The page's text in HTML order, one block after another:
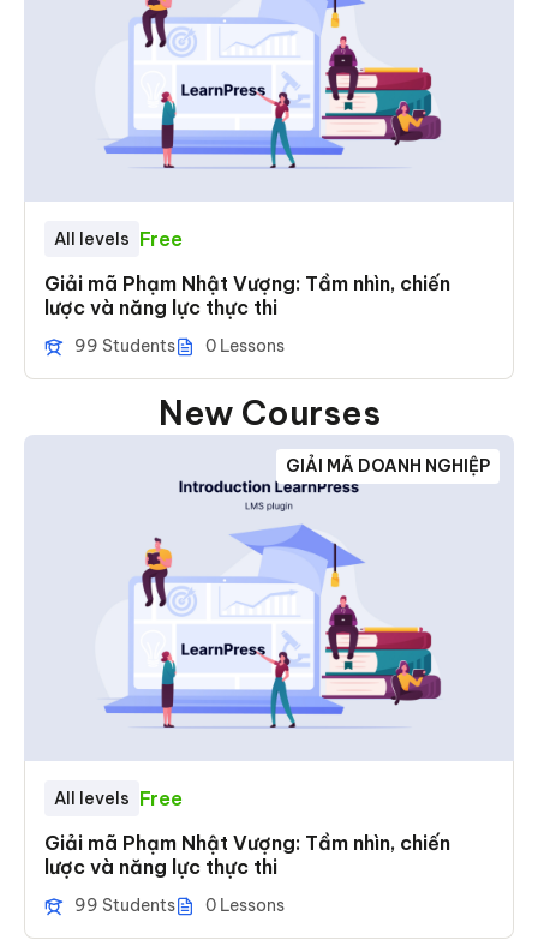
All levels Free
Giải mã Phạm Nhật Vượng: Tầm nhìn, chiến
lược và năng lực thực thi
99 Students 0 Lessons
New Courses
GIẢI MÃ DOANH NGHIỆP
All levels Free
Giải mã Phạm Nhật Vượng: Tầm nhìn, chiến
lược và năng lực thực thi
99 Students 0 Lessons